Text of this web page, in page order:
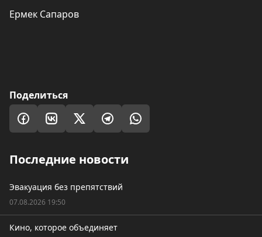
Ермек Сапаров
Поделиться
Последние новости
Эвакуация без препятствий
07.08.2026 19:50
Кино, которое объединяет